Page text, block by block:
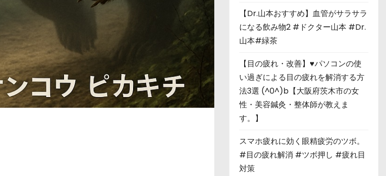
【Dr.山本おすすめ】血管がサラサラ
になる飲み物2 #ドクター山本 #Dr.
山本#緑茶
【目の疲れ・改善】♥パソコンの使
い過ぎによる目の疲れを解消する方
法3選 (^0^)b【大阪府茨木市の女
性・美容鍼灸・整体師が教えま
す。】
スマホ疲れに効く眼精疲労のツボ。
#目の疲れ解消 #ツボ押し #疲れ目
対策